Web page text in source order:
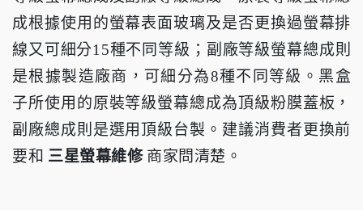
成根據使用的螢幕表面玻璃及是否更換過螢幕排
線又可細分15種不同等級；副廠等級螢幕總成則
是根據製造廠商，可細分為8種不同等級。黑盒
子所使用的原裝等級螢幕總成為頂級粉膜蓋板，
副廠總成則是選用頂級台製。建議消費者更換前
要和 三星螢幕維修 商家問清楚。